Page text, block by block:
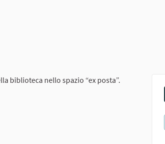
biblioteca nello spazio “ex posta”.